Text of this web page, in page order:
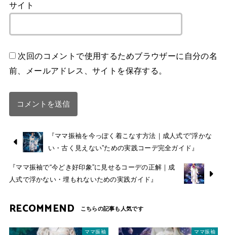
サイト
次回のコメントで使用するためブラウザーに自分の名
前、メールアドレス、サイトを保存する。
『ママ振袖を今っぽく着こなす方法｜成人式で“浮かな
い・古く見えない”ための実践コーデ完全ガイド』
『ママ振袖で“今どき好印象”に見せるコーデの正解｜成
人式で浮かない・埋もれないための実践ガイド』
RECOMMEND
ママ振袖 ママ振袖